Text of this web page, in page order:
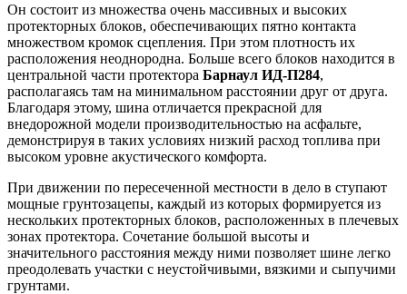
Он состоит из множества очень массивных и высоких
протекторных блоков, обеспечивающих пятно контакта
множеством кромок сцепления. При этом плотность их
расположения неоднородна. Больше всего блоков находится в
центральной части протектора Барнаул ИД-П284,
располагаясь там на минимальном расстоянии друг от друга.
Благодаря этому, шина отличается прекрасной для
внедорожной модели производительностью на асфальте,
демонстрируя в таких условиях низкий расход топлива при
высоком уровне акустического комфорта.
При движении по пересеченной местности в дело в ступают
мощные грунтозацепы, каждый из которых формируется из
нескольких протекторных блоков, расположенных в плечевых
зонах протектора. Сочетание большой высоты и
значительного расстояния между ними позволяет шине легко
преодолевать участки с неустойчивыми, вязкими и сыпучими
грунтами.